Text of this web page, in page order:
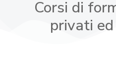
Corsi di
privati